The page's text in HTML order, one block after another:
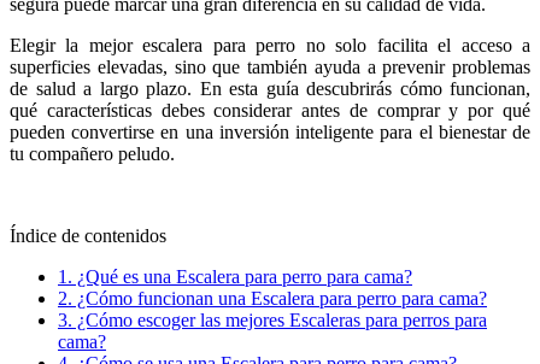
segura puede marcar una gran diferencia en su calidad de vida.
Elegir la mejor escalera para perro no solo facilita el acceso a
superficies elevadas, sino que también ayuda a prevenir problemas
de salud a largo plazo. En esta guía descubrirás cómo funcionan,
qué características debes considerar antes de comprar y por qué
pueden convertirse en una inversión inteligente para el bienestar de
tu compañero peludo.
Índice de contenidos
1. ¿Qué es una Escalera para perro para cama?
2. ¿Cómo funcionan una Escalera para perro para cama?
3. ¿Cómo escoger las mejores Escaleras para perros para
cama?